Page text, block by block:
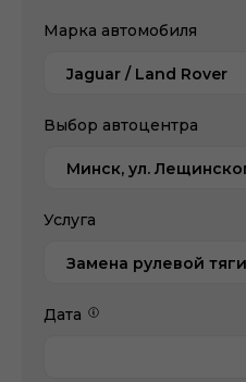
Марка автомобиля
Jaguar / Land Rover
Выбор автоцентра
Минск, ул.
Услуга
Замена рулевой тяги
Дата